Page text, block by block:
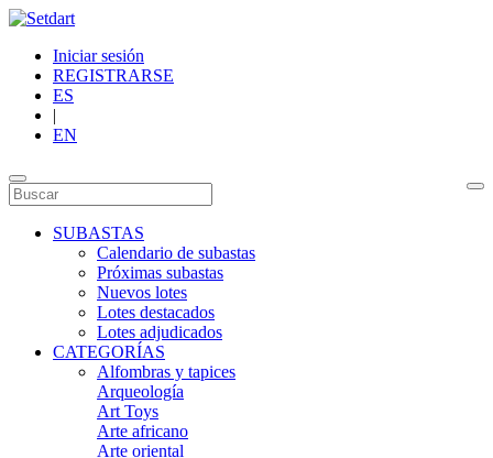
Iniciar sesión
REGISTRARSE
ES
|
EN
SUBASTAS
Calendario de subastas
Próximas subastas
Nuevos lotes
Lotes destacados
Lotes adjudicados
CATEGORÍAS
Alfombras y tapices
Arqueología
Art Toys
Arte africano
Arte oriental